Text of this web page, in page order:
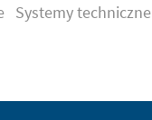
Systemy techniczne